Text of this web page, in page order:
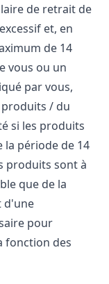
de retrait de
et, en
de 14
vous ou un
par vous,
produits / du
si les produits
période de 14
produits sont à
que de la
d'une
pour
fonction des